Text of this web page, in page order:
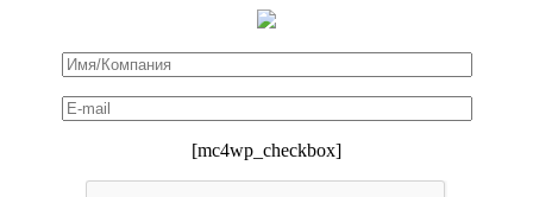
[mc4wp_checkbox]